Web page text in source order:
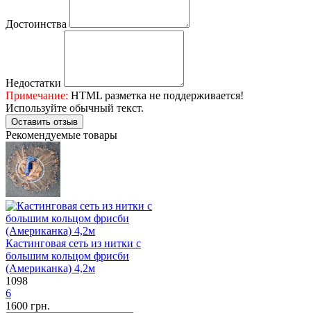
Достоинства
Недостатки
Примечание: HTML разметка не поддерживается!
Используйте обычный текст.
Оставить отзыв
Рекомендуемые товары
Кастинговая сеть из нитки с
большим кольцом фрисби
(Американка) 4,2м
1098
6
1600 грн.